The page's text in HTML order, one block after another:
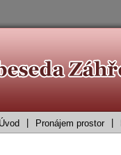
Úvod Pronájem prostor